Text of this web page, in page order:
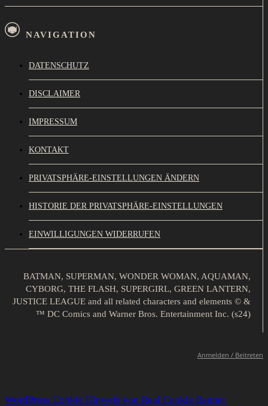
NAVIGATION
DATENSCHUTZ
DISCLAIMER
IMPRESSUM
KONTAKT
PRIVATSPHÄRE-EINSTELLUNGEN ÄNDERN
HISTORIE DER PRIVATSPHÄRE-EINSTELLUNGEN
EINWILLIGUNGEN WIDERRUFEN
BATMAN, SUPERMAN, WONDER WOMAN, AQUAMAN,
CYBORG, THE FLASH, SUPERGIRL, GREEN LANTERN,
JUSTICE LEAGUE and all related characters and elements © &
™ DC Comics and Warner Bros. Entertainment Inc. (s24)
Anmelden / Beitreten
WordPress Cookie Hinweis von Real Cookie Banner